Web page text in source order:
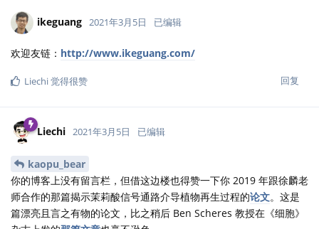
ikeguang 2021年3月5日 已编辑
欢迎友链： http://www.ikeguang.com/
回复
Liechi觉得很赞
Liechi 2021年3月5日 已编辑
kaopu_bear
你的博客上没有留言栏，但借这边楼也得赞一下你 2019 年跟徐麟老
师合作的那篇揭示茉莉酸信号通路介导植物再生过程的论文。这是
篇漂亮且言之有物的论文，比之稍后 Ben Scheres 教授在《细胞》